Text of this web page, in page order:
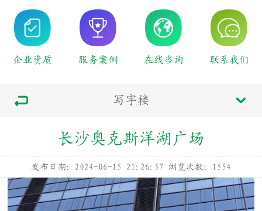
企业资质 服务案例 在线咨询 联系我们
写字楼
长沙奥克斯洋湖广场
发布日期：2024-06-15 21:26:57 浏览次数： 1554